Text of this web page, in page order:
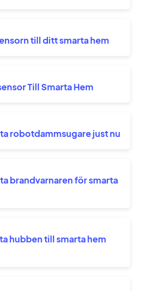
till ditt smarta hem
Till Smarta Hem
robotdammsugare just nu
brandvarnaren för smarta
hubben till smarta hem